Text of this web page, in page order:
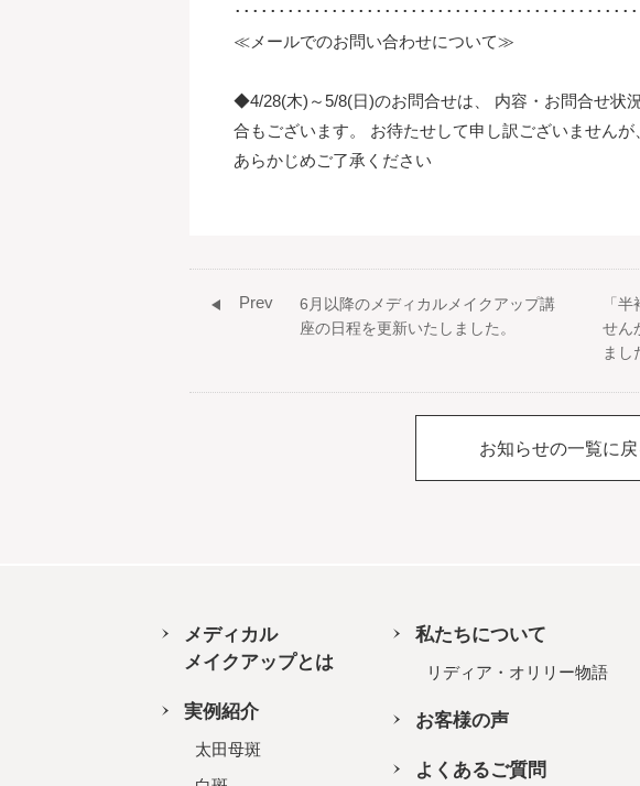
･････････････････････････････････････････････
≪メールでのお問い合わせについて≫
◆4/28(木)～5/8(日)のお問合せは、 内容・お問合せ状
合もございます。 お待たせして申し訳ございませんが
あらかじめご了承ください
6月以降のメディカルメイクアップ講
座の日程を更新いたしました。
Prev
「
せん
まし
お知らせの一覧に戻
メディカル
メイクアップとは
実例紹介
太田母斑
私たちについて
リディア・オリリー物語
お客様の声
よくあるご質問